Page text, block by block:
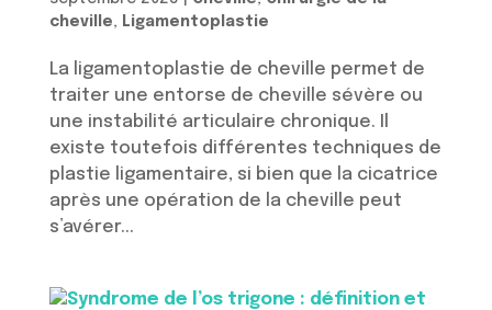
cheville, Ligamentoplastie
La ligamentoplastie de cheville permet de
traiter une entorse de cheville sévère ou
une instabilité articulaire chronique. Il
existe toutefois différentes techniques de
plastie ligamentaire, si bien que la cicatrice
après une opération de la cheville peut
s’avérer...